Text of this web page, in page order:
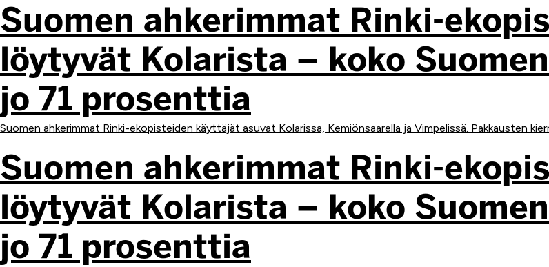
Suomen ahkerimmat Rinki-
löytyvät Kolarista – koko
jo 71 prosenttia
Suomen ahkerimmat Rinki-ekopisteiden käyttäjät asuvat Kolarissa, Kemiönsaarella ja Vimpelissä. Pakkausten
Suomen ahkerimmat Rinki-
löytyvät Kolarista – koko
jo 71 prosenttia